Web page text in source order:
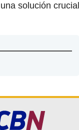
solución crucial